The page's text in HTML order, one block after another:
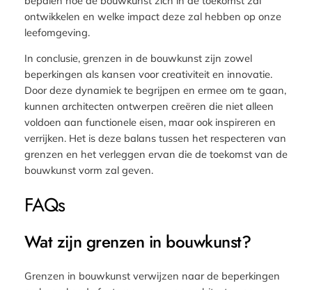
ontwikkelen en welke impact deze zal hebben op onze
leefomgeving.
In conclusie, grenzen in de bouwkunst zijn zowel
beperkingen als kansen voor creativiteit en innovatie.
Door deze dynamiek te begrijpen en ermee om te gaan,
kunnen architecten ontwerpen creëren die niet alleen
voldoen aan functionele eisen, maar ook inspireren en
verrijken. Het is deze balans tussen het respecteren van
grenzen en het verleggen ervan die de toekomst van de
bouwkunst vorm zal geven.
FAQs
Wat zijn grenzen in bouwkunst?
Grenzen in bouwkunst verwijzen naar de beperkingen